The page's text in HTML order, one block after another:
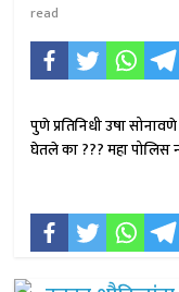
read
पुणे प्रतिनिधी उषा
घेतले का ??? महा पोलिस